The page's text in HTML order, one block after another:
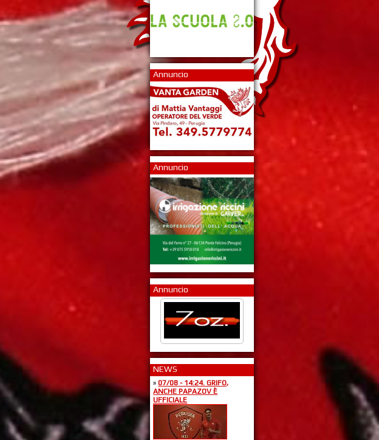
Annuncio
Annuncio
Annuncio
NEWS
»07/08 - 14:24. GRIFO,
ANCHE PAPAZOV È
UFFICIALE